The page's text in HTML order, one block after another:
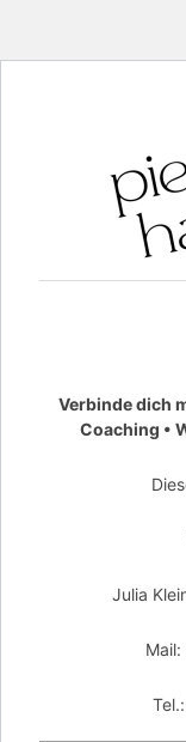
Verbinde dich
Coaching •
Julia